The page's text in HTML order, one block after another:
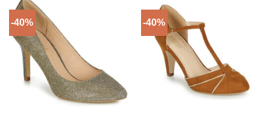
-40% -40%